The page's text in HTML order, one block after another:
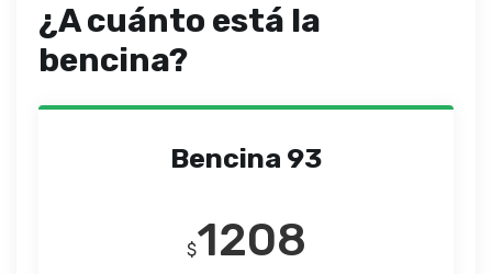
¿A cuánto está la
bencina?
Bencina 93
$1208